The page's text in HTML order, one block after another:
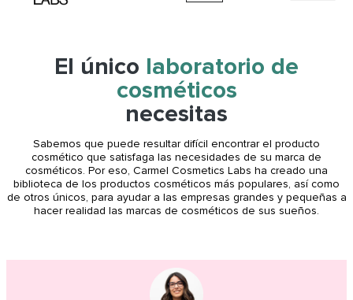
El único laboratorio de
cosméticos
necesitas
Sabemos que puede resultar difícil encontrar el producto
cosmético que satisfaga las necesidades de su marca de
cosméticos. Por eso, Carmel Cosmetics Labs ha creado una
biblioteca de los productos cosméticos más populares, así como
de otros únicos, para ayudar a las empresas grandes y pequeñas a
hacer realidad las marcas de cosméticos de sus sueños.